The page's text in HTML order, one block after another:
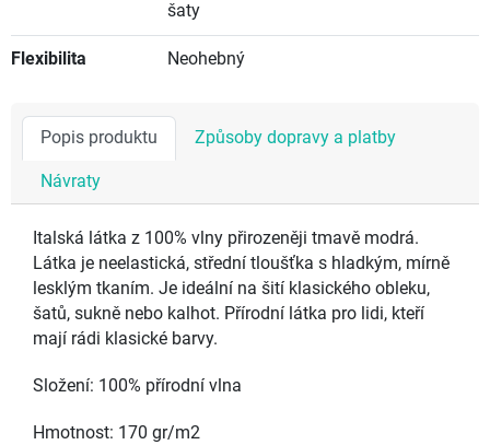
šaty
Flexibilita Neohebný
Popis produktu Způsoby dopravy a platby
Návraty
Italská látka z 100% vlny přirozeněji tmavě modrá.
Látka je neelastická, střední tloušťka s hladkým, mírně
lesklým tkaním. Je ideální na šití klasického obleku,
šatů, sukně nebo kalhot. Přírodní látka pro lidi, kteří
mají rádi klasické barvy.
Složení: 100% přírodní vlna
Hmotnost: 170 gr/m2